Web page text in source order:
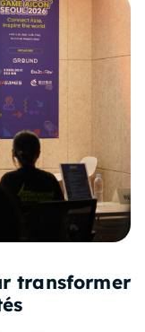
transformer